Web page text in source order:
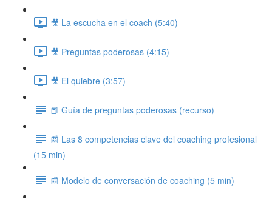
🎥 La escucha en el coach (5:40)
🎥 Preguntas poderosas (4:15)
🎥 El quiebre (3:57)
📕 Guía de preguntas poderosas (recurso)
📰 Las 8 competencias clave del coaching profesional
(15 min)
📰 Modelo de conversación de coaching (5 min)